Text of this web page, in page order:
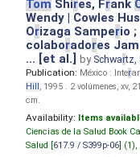
Tom Shires, Frank
Wendy | Cowles
Orizaga Samperio ;
colaboradores
... [et al.]by Schwartz,
Publication: México : Inter
Hill, 1995 . 2 volúmenes, xv,
cm.
Availability: Items
Ciencias de la Salud Book Ca
Salud [ 617.9 / S399p-06 ] (1),